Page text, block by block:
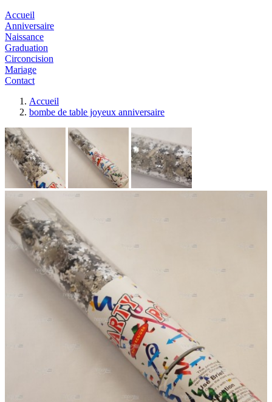
Accueil
Anniversaire
Naissance
Graduation
Circoncision
Mariage
Contact
Accueil
bombe de table joyeux anniversaire